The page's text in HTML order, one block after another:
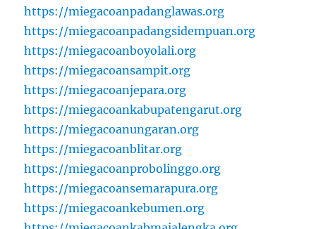
https://miegacoanpadanglawas.org
https://miegacoanpadangsidempuan.org
https://miegacoanboyolali.org
https://miegacoansampit.org
https://miegacoanjepara.org
https://miegacoankabupatengarut.org
https://miegacoanungaran.org
https://miegacoanblitar.org
https://miegacoanprobolinggo.org
https://miegacoansemarapura.org
https://miegacoankebumen.org